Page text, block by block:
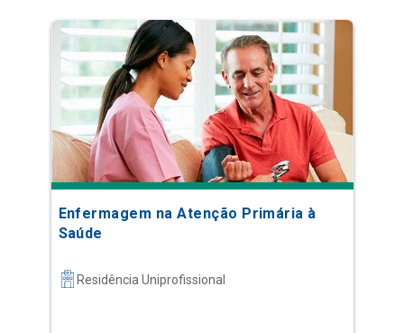
Enfermagem na Atenção Primária à
Saúde
Residência Uniprofissional